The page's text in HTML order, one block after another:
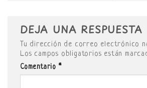
DEJA UNA RESPUESTA
Tu dirección de correo electrónico
Los campos obligatorios están
Comentario *